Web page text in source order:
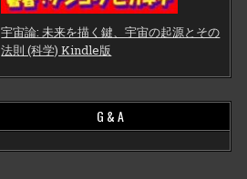
宇宙論: 未来を描く鍵、宇宙の起源とその
法則 (科学) Kindle版
G & A